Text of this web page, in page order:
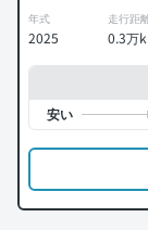
年式
2025
走行距
0.3万